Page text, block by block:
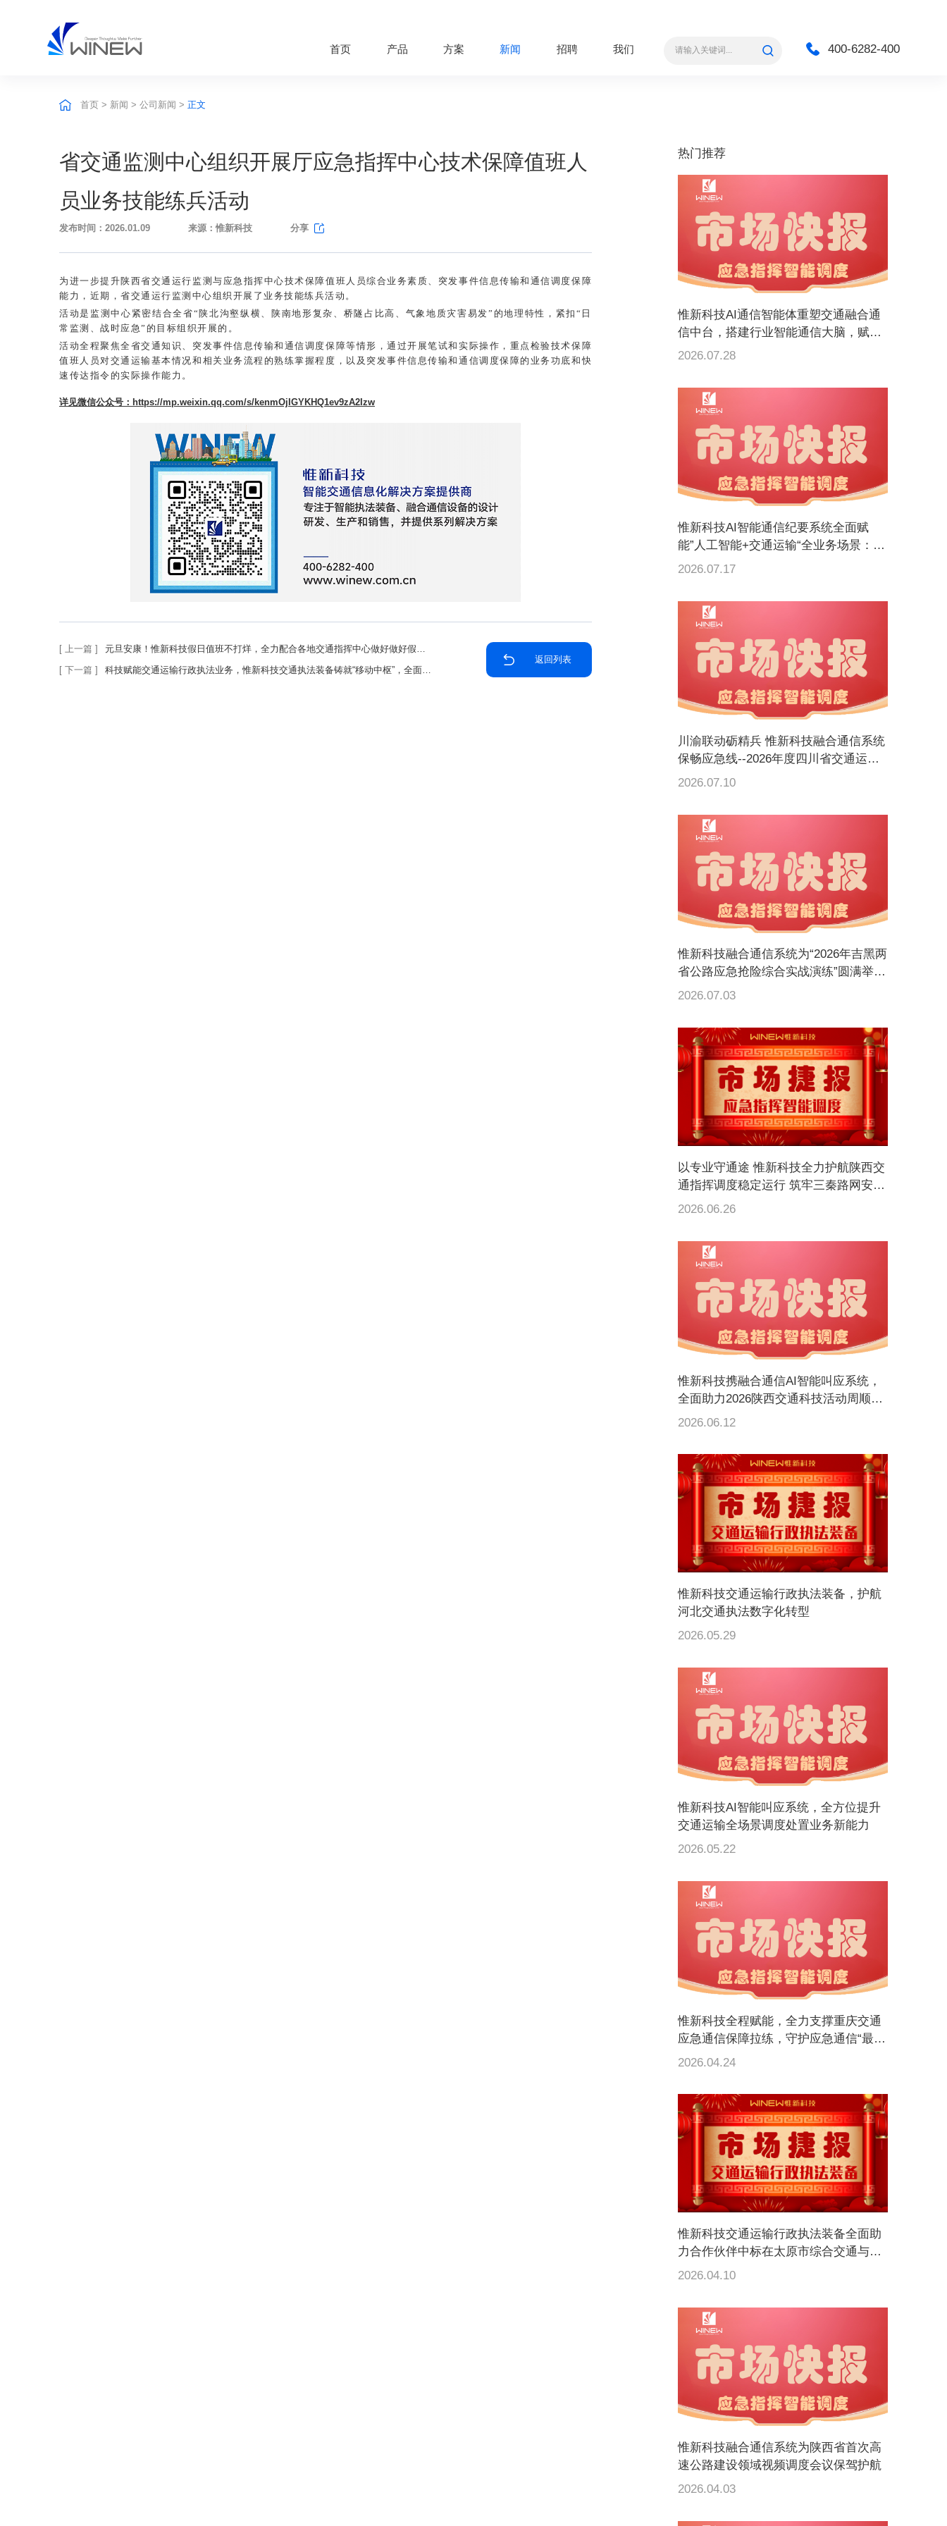
首页 产品 方案 新闻 招聘 我们 400-6282-400
首页 > 新闻 > 公司新闻 > 正文
省交通监测中心组织开展厅应急指挥中心技术保障值班人
员业务技能练兵活动
发布时间：2026.01.09 来源：惟新科技 分享
为进一步提升陕西省交通运行监测与应急指挥中心技术保障值班人员综合业务素质、突发事件信息传输和通信调度保障
能力，近期，省交通运行监测中心组织开展了业务技能练兵活动。
活动是监测中心紧密结合全省“陕北沟壑纵横、陕南地形复杂、桥隧占比高、气象地质灾害易发”的地理特性，紧扣“日
常监测、战时应急”的目标组织开展的。
活动全程聚焦全省交通知识、突发事件信息传输和通信调度保障等情形，通过开展笔试和实际操作，重点检验技术保障
值班人员对交通运输基本情况和相关业务流程的熟练掌握程度，以及突发事件信息传输和通信调度保障的业务功底和快
速传达指令的实际操作能力 。
详见微信公众号： https://mp.weixin.qq.com/s/kenmOjIGYKHQ1ev9zA2Izw
返回列表
[ 上一篇 ]
元旦安康！惟新科技假日值班不打烊，全力配合各地交通指挥中心做好做好假日应急保障服务
[ 下一篇 ]
科技赋能交通运输行政执法业务，惟新科技交通执法装备铸就“移动中枢”，全面助力内蒙古交通运输综合行政执法效能跃升
热门推荐
惟新科技AI通信智能体重塑交通融合通
信中台，搭建行业智能通信大脑，赋能
交通全域业务落地
2026.07.28
惟新科技AI智能通信纪要系统全面赋
能”人工智能+交通运输“全业务场景：让
通信留痕，全程智记、全程可溯
2026.07.17
川渝联动砺精兵 惟新科技融合通信系统
保畅应急线--2026年度四川省交通运输
跨区域应急通信协同演练圆满落幕
2026.07.10
惟新科技融合通信系统为“2026年吉黑两
省公路应急抢险综合实战演练”圆满举行
提供全方位通信调度保障
2026.07.03
以专业守通途 惟新科技全力护航陕西交
通指挥调度稳定运行 筑牢三秦路网安全
防线
2026.06.26
惟新科技携融合通信AI智能叫应系统，
全面助力2026陕西交通科技活动周顺利
开展
2026.06.12
惟新科技交通运输行政执法装备，护航
河北交通执法数字化转型
2026.05.29
惟新科技AI智能叫应系统，全方位提升
交通运输全场景调度处置业务新能力
2026.05.22
惟新科技全程赋能，全力支撑重庆交通
应急通信保障拉练，守护应急通信“最后
一公里”
2026.04.24
惟新科技交通运输行政执法装备全面助
力合作伙伴中标在太原市综合交通与多
式联运公共服务平台建设项目
2026.04.10
惟新科技融合通信系统为陕西省首次高
速公路建设领域视频调度会议保驾护航
2026.04.03